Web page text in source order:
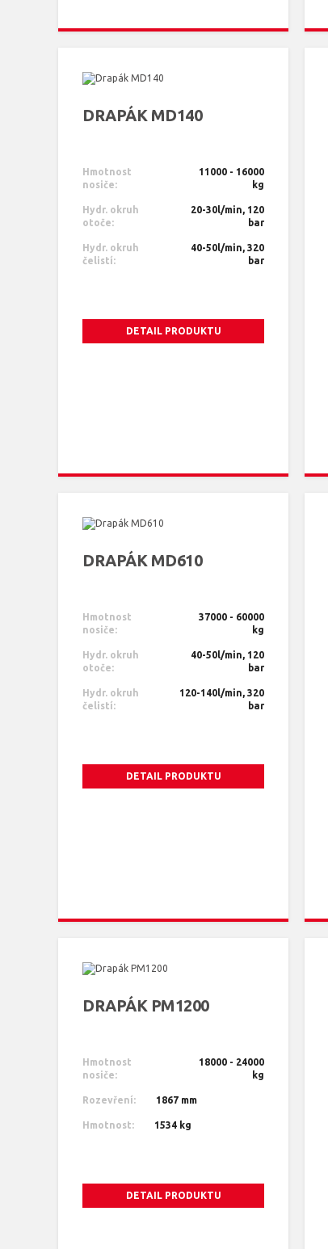
DRAPÁK MD140
Hmotnost
nosiče:
11000 - 16000
kg
Hydr. okruh
otoče:
20-30l/min, 120
bar
Hydr. okruh
čelistí:
40-50l/min, 320
bar
DETAIL PRODUKTU
DRAPÁK MD610
Hmotnost
nosiče:
37000 - 60000
kg
Hydr. okruh
otoče:
40-50l/min, 120
bar
Hydr. okruh
čelistí:
120-140l/min, 320
bar
DETAIL PRODUKTU
DRAPÁK PM1200
Hmotnost
nosiče:
18000 - 24000
kg
Rozevření: 1867 mm
Hmotnost: 1534 kg
DETAIL PRODUKTU